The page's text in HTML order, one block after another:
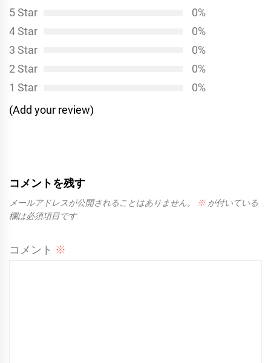
ョ
ン
5 Star
0%
4 Star
0%
3 Star
0%
2 Star
0%
1 Star
0%
(Add your review)
コメントを残す
メールアドレスが公開されることはありません。 ※ が付いている
欄は必須項目です
コメント ※